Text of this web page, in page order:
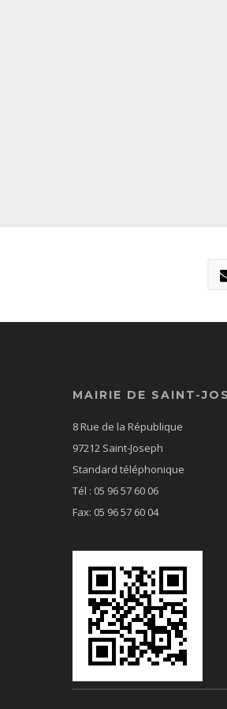
MAIRIE DE SAINT-
8 Rue de la République
97212 Saint-Joseph
Standard téléphonique
Tél : 05 96 57 60 06
Fax: 05 96 57 60 04